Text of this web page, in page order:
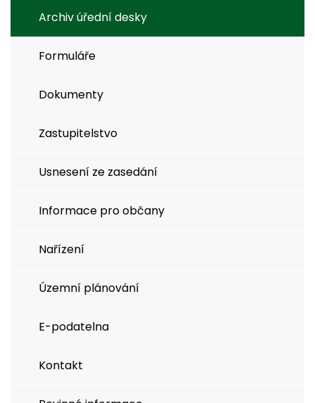
Archiv úřední desky
Formuláře
Dokumenty
Zastupitelstvo
Usnesení ze zasedání
Informace pro občany
Nařízení
Územní plánování
E-podatelna
Kontakt